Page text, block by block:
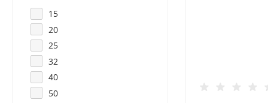
15
20
25
32
40
50